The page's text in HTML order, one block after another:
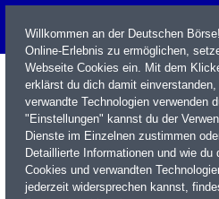
Name / WKN / ISIN / Kürzel
Willkommen an der Deutschen
Online-Erlebnis zu ermöglichen,
Webseite Cookies ein. Mit dem
erklärst du dich damit
verwandte Technologien verwenden
"Einstellungen" kannst du der
Dienste im Einzelnen zustimmen
Detaillierte Informationen und wie du
Cookies und verwandten
jederzeit widersprechen kannst,